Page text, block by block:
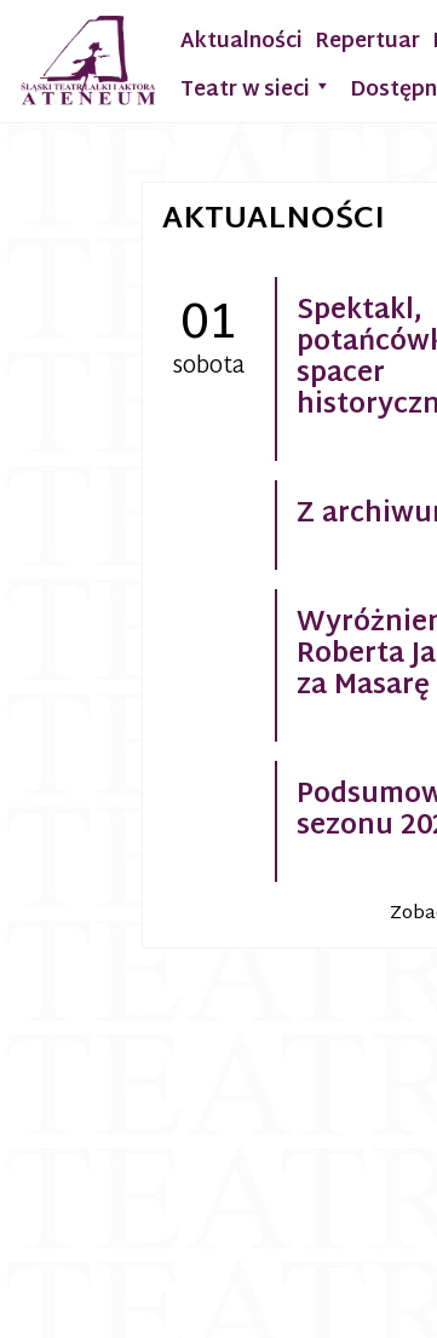
Aktualności Repertuar
Teatr w sieci
AKTUALNOŚCI
01
sobota
Spektakl,
spacer
Z
Roberta
za Masarę
sezonu